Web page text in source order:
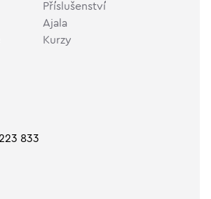
Příslušenství
Ajala
Kurzy
833